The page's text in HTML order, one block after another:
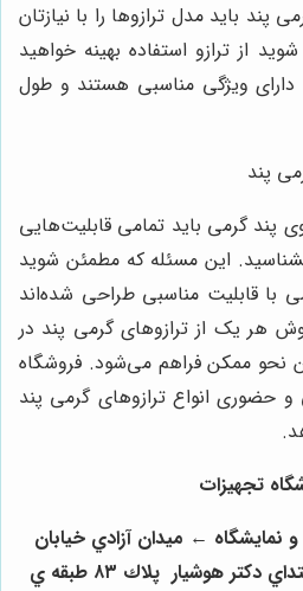
باید مدل ترازوها را با نیازتان
ترازو استفاده بهینه خواهید
ویژگی مناسبی هستند و طول
گرمی باید تمامی قابلیت‌هایی
این مسئله که مطمئن شوید
قابلیت مناسبی طراحی شده‌اند
یک از ترازوهای گرمی پند در
ممکن فراهم می‌شود. فروشگاه
انواع ترازوهای گرمی پند
تجهیزات
← ميدان آزادي خيابان
آزادي بعد از استاد معين ابتداي دكتر هوشيار پلاك ٨٣ طبقه ي